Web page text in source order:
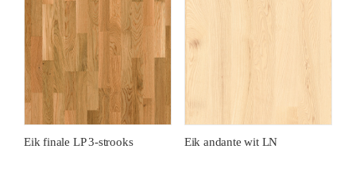
Eik finale LP 3-strooks Eik andante wit LN